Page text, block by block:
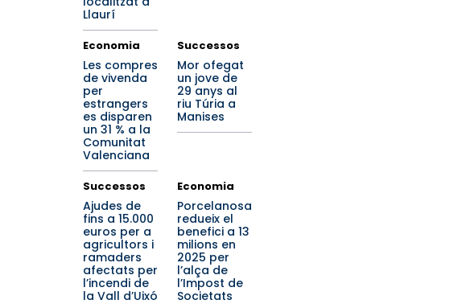
Llaurí
Economia
Les compres
de vivenda
per
estrangers
es disparen
un 31 % a la
Comunitat
Valenciana
Successos
Mor ofegat
un jove de
29 anys al
riu Túria a
Manises
Successos
Ajudes de
fins a 15.000
euros per a
agricultors i
ramaders
afectats per
l’incendi de
la Vall d’Uixó
Economia
Porcelanosa
redueix el
benefici a 13
milions en
2025 per
l’alça de
l’Impost de
Societats